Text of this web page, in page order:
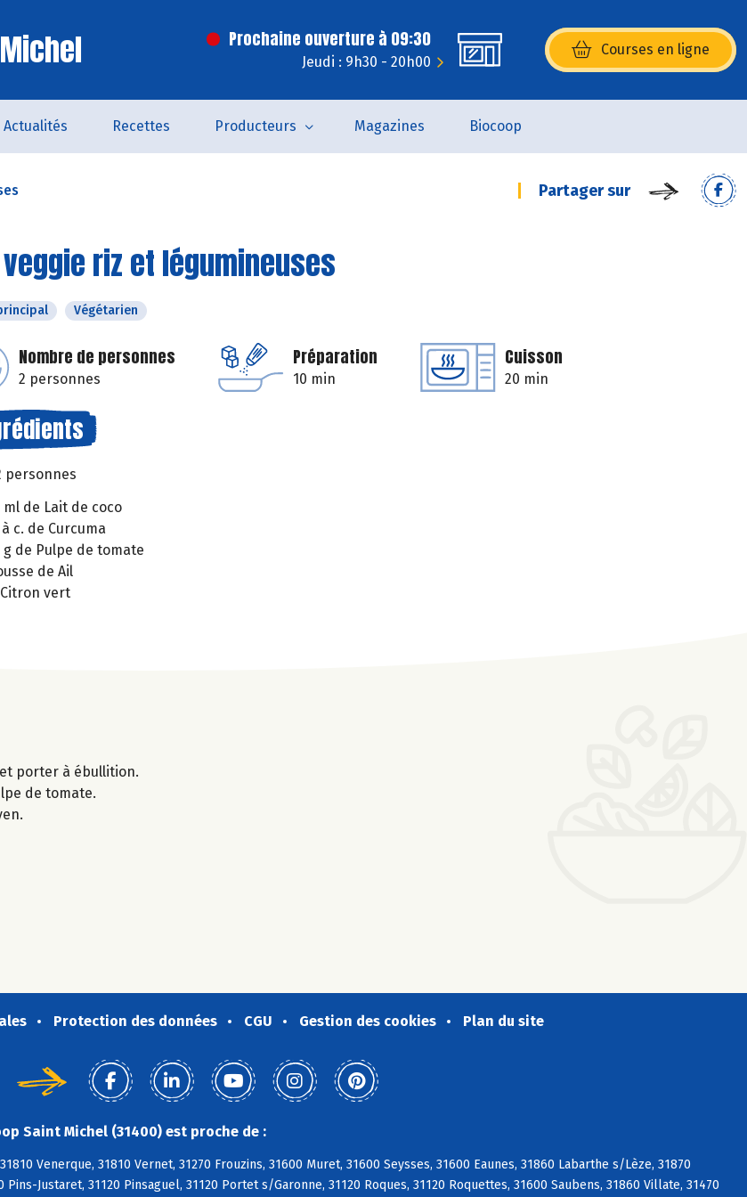
Prochaine ouverture à 09:30
Jeudi : 9h30 - 20h00
Courses en ligne
(s’ouvre dans une nouvelle
Actualités Recettes Producteurs Magazines Biocoop
Partager sur
veggie riz et légumineuses
Végétarien
Nombre de personnes
2 personnes
Préparation
10 min
Cuisson
20 min
personnes
ml de Lait de coco
à c. de Curcuma
g de Pulpe de tomate
de Ail
vert
porter à ébullition.
de tomate.
Protection des données CGU Gestion des cookies Plan du site
Saint Michel (31400) est proche de :
Venerque, 31810 Vernet, 31270 Frouzins, 31600 Muret, 31600 Seysses, 31600 Eaunes, 31860 Labarthe s/Lèze, 31870
Justaret, 31120 Pinsaguel, 31120 Portet s/Garonne, 31120 Roques, 31120 Roquettes, 31600 Saubens, 31860 Villate, 31470